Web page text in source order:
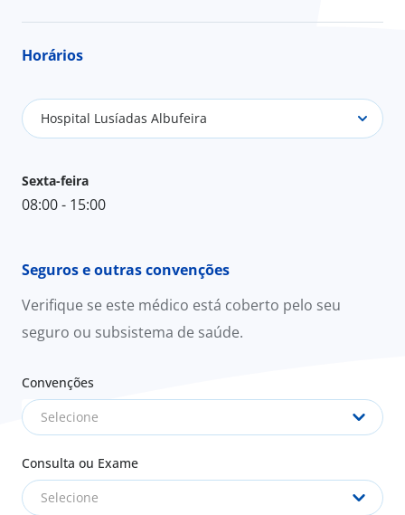
Horários
Hospital Lusíadas Albufeira
Sexta-feira
08:00 - 15:00
Seguros e outras convenções
Verifique se este médico está coberto pelo seu
seguro ou subsistema de saúde.
Convenções
Selecione
Consulta ou Exame
Selecione